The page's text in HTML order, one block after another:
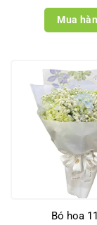
Mua
Bó hoa